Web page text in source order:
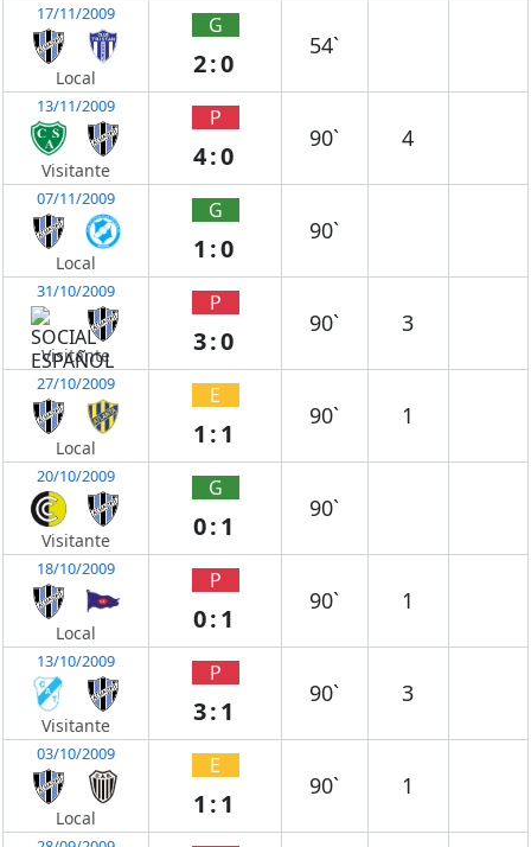
17/11/2009
Local
G
2:0
54`
13/11/2009
Visitante
P
4:0
90` 4
07/11/2009
Local
G
1:0
90`
31/10/2009
Visitante
P
3:0
90` 3
27/10/2009
Local
E
1:1
90` 1
20/10/2009
Visitante
G
0:1
90`
18/10/2009
Local
P
0:1
90` 1
13/10/2009
Visitante
P
3:1
90` 3
03/10/2009
Local
E
1:1
90` 1